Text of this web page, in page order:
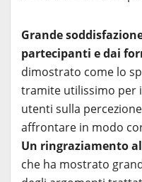
Grande
partecipanti e dai
dimostrato come lo
tramite utilissimo per
utenti sulla
affrontare in modo
Un ringraziamento
che ha mostrato